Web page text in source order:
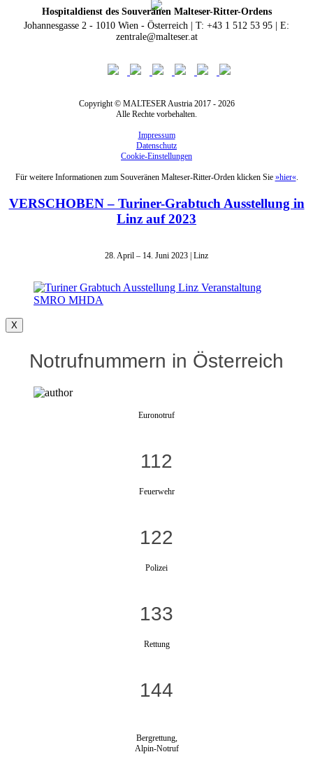
Hospitaldienst des Souveränen Malteser-Ritter-Ordens
Johannesgasse 2 - 1010 Wien - Österreich | T: +43 1 512 53 95 | E:
zentrale@malteser.at
Copyright © MALTESER Austria 2017 - 2026
Alle Rechte vorbehalten.
Impressum
Datenschutz
Cookie-Einstellungen
Für weitere Informationen zum Souveränen Malteser-Ritter-Orden klicken Sie »hier«.
VERSCHOBEN – Turiner-Grabtuch Ausstellung in
Linz auf 2023
28. April – 14. Juni 2023 | Linz
X
Notrufnummern in Österreich
Euronotruf
112
Feuerwehr
122
Polizei
133
Rettung
144
Bergrettung,
Alpin-Notruf